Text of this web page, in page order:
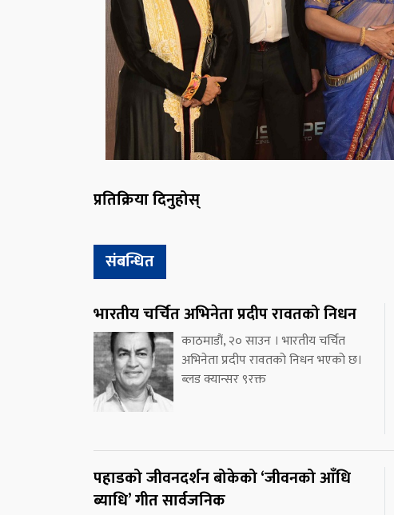
प्रतिक्रिया दिनुहोस्
संबन्धित
भारतीय चर्चित अभिनेता प्रदीप रावतको निधन
काठमाडौं, २० साउन । भारतीय चर्चित
अभिनेता प्रदीप रावतको निधन भएको छ।
ब्लड क्यान्सर ९रक्त
पहाडको जीवनदर्शन बोकेको ‘जीवनको आँधि
ब्याधि’ गीत सार्वजनिक